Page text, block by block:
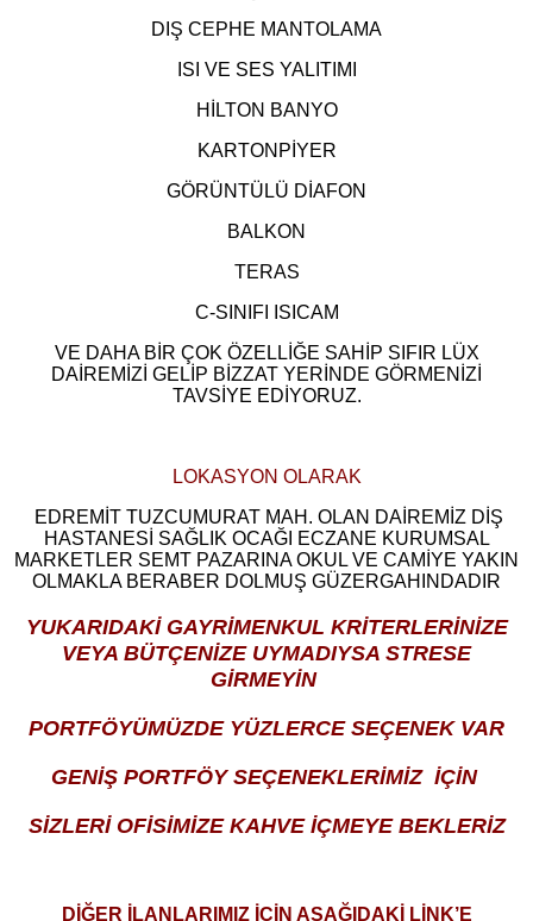
DIŞ CEPHE MANTOLAMA
ISI VE SES YALITIMI
HİLTON BANYO
KARTONPİYER
GÖRÜNTÜLÜ DİAFON
BALKON
TERAS
C-SINIFI ISICAM
VE DAHA BİR ÇOK ÖZELLİĞE SAHİP SIFIR LÜX
DAİREMİZİ GELİP BİZZAT YERİNDE GÖRMENİZİ
TAVSİYE EDİYORUZ.
LOKASYON OLARAK
EDREMİT TUZCUMURAT MAH. OLAN DAİREMİZ DİŞ
HASTANESİ SAĞLIK OCAĞI ECZANE KURUMSAL
MARKETLER SEMT PAZARINA OKUL VE CAMİYE YAKIN
OLMAKLA BERABER DOLMUŞ GÜZERGAHINDADIR
YUKARIDAKİ GAYRİMENKUL KRİTERLERİNİZE
VEYA BÜTÇENİZE UYMADIYSA STRESE
GİRMEYİN
PORTFÖYÜMÜZDE YÜZLERCE SEÇENEK VAR
GENİŞ PORTFÖY SEÇENEKLERİMİZ İÇİN
SİZLERİ OFİSİMİZE KAHVE İÇMEYE BEKLERİZ
DİĞER İLANLARIMIZ İÇİN AŞAĞIDAKİ LİNK’E